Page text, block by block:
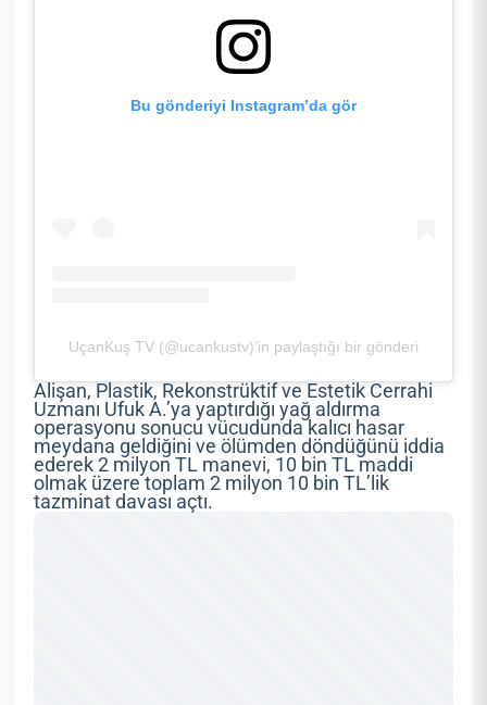
Bu gönderiyi Instagram’da gör
UçanKuş TV (@ucankustv)’in paylaştığı bir gönderi
Alişan, Plastik, Rekonstrüktif ve Estetik Cerrahi
Uzmanı Ufuk A.’ya yaptırdığı yağ aldırma
operasyonu sonucu vücudunda kalıcı hasar
meydana geldiğini ve ölümden döndüğünü iddia
ederek 2 milyon TL manevi, 10 bin TL maddi
olmak üzere toplam 2 milyon 10 bin TL’lik
tazminat davası açtı.